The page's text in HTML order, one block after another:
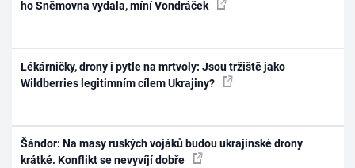
ho Sněmovna vydala, míní Vondráček
Lékárničky, drony i pytle na mrtvoly: Jsou tržiště jako
Wildberries legitimním cílem Ukrajiny?
Šándor: Na masy ruských vojáků budou ukrajinské drony
krátké. Konflikt se nevyvíjí dobře